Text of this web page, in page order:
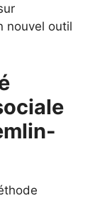
nouvel outil